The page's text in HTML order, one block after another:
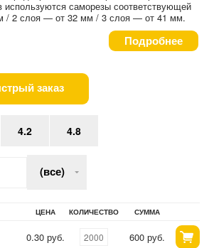
используются саморезы соответствующей
/ 2 слоя — от 32 мм / 3 слоя — от 41 мм.
Подробнее
заказ
4.2 4.8
(все)
ЦЕНА КОЛИЧЕСТВО СУММА
0.30 руб.
600 руб.